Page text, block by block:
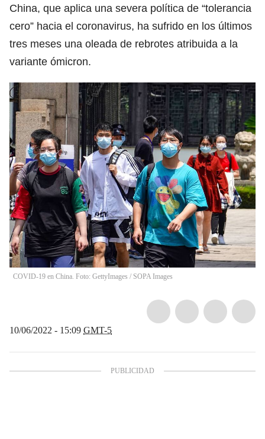
China, que aplica una severa política de “tolerancia
cero” hacia el coronavirus, ha sufrido en los últimos
tres meses una oleada de rebrotes atribuida a la
variante ómicron.
COVID-19 en China. Foto: GettyImages / SOPA Images
10/06/2022 - 15:09 GMT-5